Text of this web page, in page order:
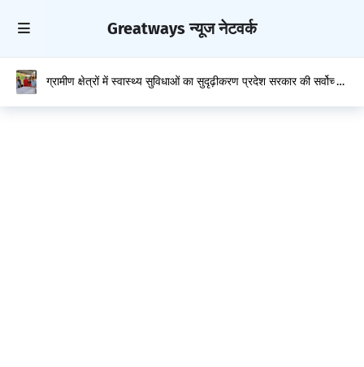
Greatways न्यूज नेटवर्क
ग्रामीण क्षेत्रों में स्वास्थ्य सुविधाओं का सुदृढ़ीकरण प्रदेश सरकार की सर्वोच्च